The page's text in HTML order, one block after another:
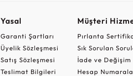
Yasal
Garanti Şartları
Üyelik Sözleşmesi
Satış Sözleşmesi
Teslimat Bilgileri
Müşteri
Pırlanta
Sık Sorulan
İade ve Değişim
Hesap